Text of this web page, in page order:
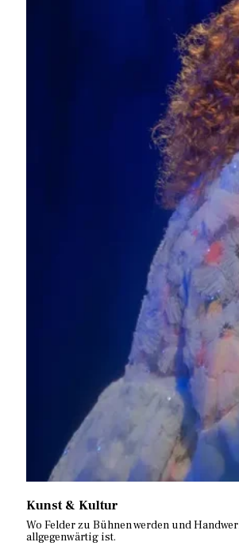
Kunst & Kultur
Wo Felder zu Bühnen werden und
allgegenwärtig ist.